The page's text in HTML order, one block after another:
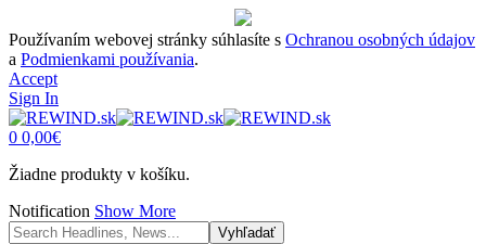
Používaním webovej stránky súhlasíte s Ochranou osobných údajov
a Podmienkami používania.
Accept
Sign In
0 0,00€
Žiadne produkty v košíku.
Notification Show More